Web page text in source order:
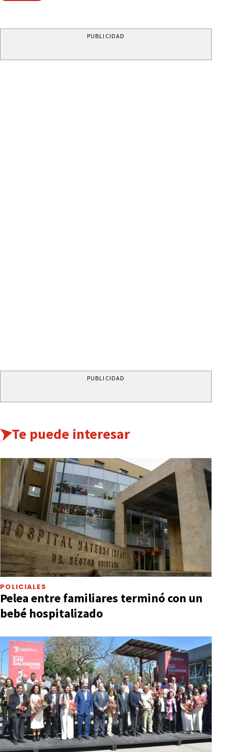
PUBLICIDAD
PUBLICIDAD
Te puede interesar
POLICIALES
Pelea entre familiares terminó con un
bebé hospitalizado